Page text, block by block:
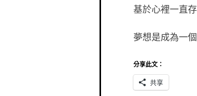
基於心裡一直
夢想是成為一
分享此文：
共享